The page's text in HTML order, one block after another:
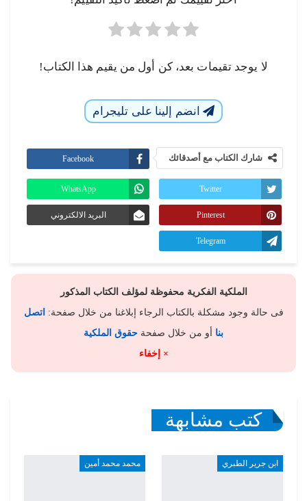
لا يوجد تقيمات بعد، كن أول من يقيم هذا الكتاب!
انضم إلينا على تليجرام
شارك الكتاب مع أصدقائك Facebook
Twitter
WhatsApp
Pinterest البريد الالكتروني
Telegram
الملكية الفكرية محفوظة لمؤلف الكتاب المذكور
فى حالة وجود مشكلة بالكتاب الرجاء إبلاغنا من خلال صفحة: اتصل
بنا أو من خلال صفحة حقوق الملكية
× إخفاء
كتب مشابهة
ابن جرير الطبري محمد محمد أمين